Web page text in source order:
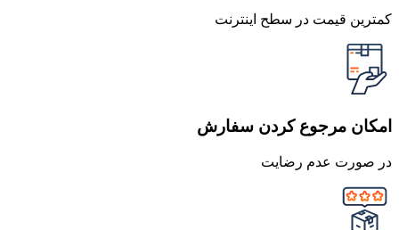
کمترین قیمت در سطح اینترنت
امکان مرجوع کردن سفارش
در صورت عدم رضایت